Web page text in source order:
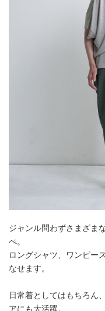
ジャンル問わずさまざま
ぺ。
ロングシャツ、ワンピー
なせます。
日常着としてはもちろん
アにも大活躍。